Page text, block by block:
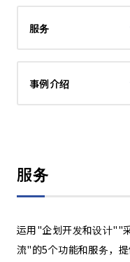
服务
事例介绍
服务
运用"企划开发和设计""
流"的5个功能和服务，提